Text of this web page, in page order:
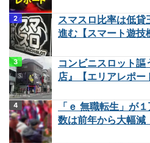
スマスロ比率は低
進む【スマート遊
コンビニスロット
店』【エリアレポ
「ｅ 無職転生」が
数は前年から大幅減